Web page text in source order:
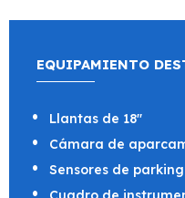
EQUIPAMIENTO
Llantas de 18"
Cámara de
Sensores de